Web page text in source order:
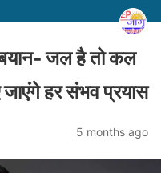
बयान- जल है तो कल
हर संभव प्रयास
5 months ago